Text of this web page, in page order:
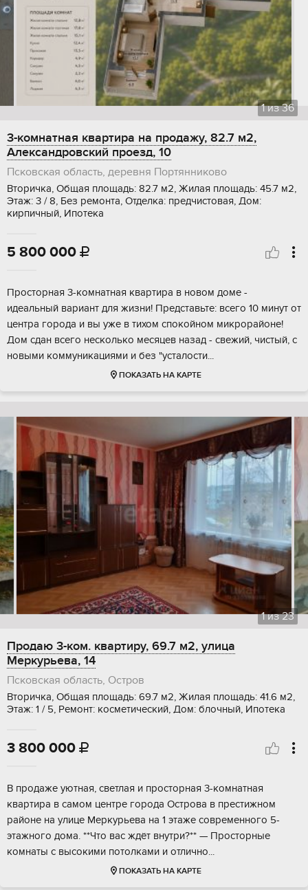
1из36
3-комнатная квартира на продажу, 82.7 м2,
Александровский проезд, 10
Псковская область, деревня Портянниково
Вторичка, Общая площадь: 82.7 м2, Жилая площадь: 45.7 м2,
Этаж: 3 / 8, Без ремонта, Отделка: предчистовая, Дом:
кирпичный, Ипотека
5 800 000 
Просторная 3-комнатная квартира в новом доме -
идеальный вариант для жизни! Представьте: всего 10 минут от
центра города и вы уже в тихом спокойном микрорайоне!
Дом сдан всего несколько месяцев назад - свежий, чистый, с
новыми коммуникациями и без "усталости...
ПОКАЗАТЬ НА КАРТЕ
1из23
Продаю 3-ком. квартиру, 69.7 м2, улица
Меркурьева, 14
Псковская область, Остров
Вторичка, Общая площадь: 69.7 м2, Жилая площадь: 41.6 м2,
Этаж: 1 / 5, Ремонт: косметический, Дом: блочный, Ипотека
3 800 000 
В продаже уютная, светлая и просторная 3-комнатная
квартира в самом центре города Острова в престижном
районе на улице Меркурьева на 1 этаже современного 5-
этажного дома. **Что вас ждёт внутри?** — Просторные
комнаты с высокими потолками и отлично...
ПОКАЗАТЬ НА КАРТЕ